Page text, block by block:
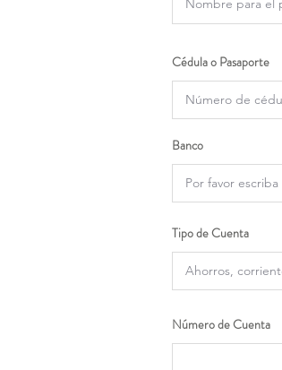
Cédula o Pasaporte
Banco
Tipo de Cuenta
Número de Cuenta